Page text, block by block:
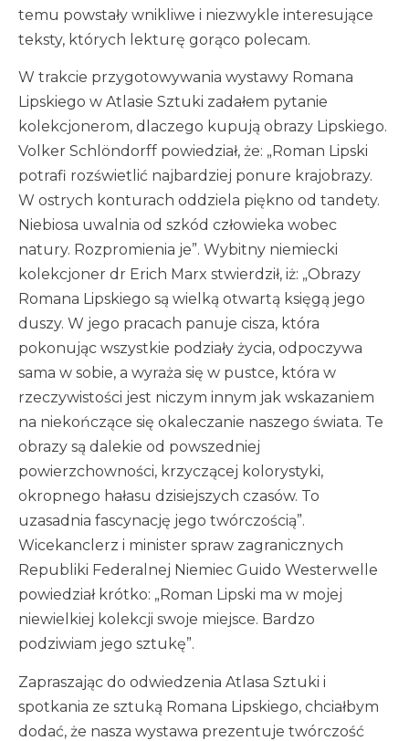
temu powstały wnikliwe i niezwykle interesujące
teksty, których lekturę gorąco polecam.
W trakcie przygotowywania wystawy Romana
Lipskiego w Atlasie Sztuki zadałem pytanie
kolekcjonerom, dlaczego kupują obrazy Lipskiego.
Volker Schlöndorff powiedział, że: „Roman Lipski
potrafi rozświetlić najbardziej ponure krajobrazy.
W ostrych konturach oddziela piękno od tandety.
Niebiosa uwalnia od szkód człowieka wobec
natury. Rozpromienia je”. Wybitny niemiecki
kolekcjoner dr Erich Marx stwierdził, iż: „Obrazy
Romana Lipskiego są wielką otwartą księgą jego
duszy. W jego pracach panuje cisza, która
pokonując wszystkie podziały życia, odpoczywa
sama w sobie, a wyraża się w pustce, która w
rzeczywistości jest niczym innym jak wskazaniem
na niekończące się okaleczanie naszego świata. Te
obrazy są dalekie od powszedniej
powierzchowności, krzyczącej kolorystyki,
okropnego hałasu dzisiejszych czasów. To
uzasadnia fascynację jego twórczością”.
Wicekanclerz i minister spraw zagranicznych
Republiki Federalnej Niemiec Guido Westerwelle
powiedział krótko: „Roman Lipski ma w mojej
niewielkiej kolekcji swoje miejsce. Bardzo
podziwiam jego sztukę”.
Zapraszając do odwiedzenia Atlasa Sztuki i
spotkania ze sztuką Romana Lipskiego, chciałbym
dodać, że nasza wystawa prezentuje twórczość